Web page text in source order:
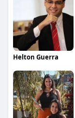
Helton Guerra